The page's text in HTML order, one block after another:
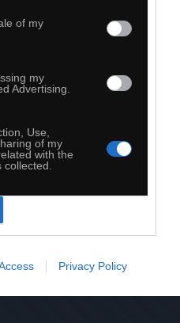
of my
my
Advertising.
Use,
of my
with the
Privacy PolicyKopiuj link